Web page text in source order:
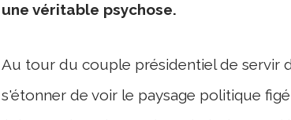
une véritable psychose.
Au tour du couple présidentiel de servir
s'étonner de voir le paysage politique